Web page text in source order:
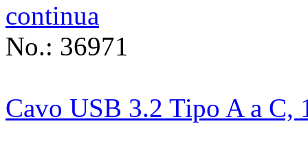
continua
No.: 36971
Cavo USB 3.2 Tipo A a C,